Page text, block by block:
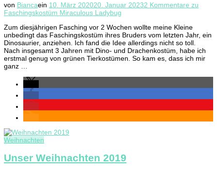
von Biancaein 10. März 202020. Januar 20232 Kommentare zu
Faschingskostüm Miraculous Ladybug
Zum diesjährigen Fasching vor 2 Wochen wollte meine Kleine
unbedingt das Faschingskostüm ihres Bruders vom letzten Jahr, ein
Dinosaurier, anziehen. Ich fand die Idee allerdings nicht so toll.
Nach insgesamt 3 Jahren mit Dino- und Drachenkostüm, habe ich
erstmal genug von grünen Tierkostümen. So kam es, dass ich mir
ganz …
Weihnachten
Unser Weihnachten 2019